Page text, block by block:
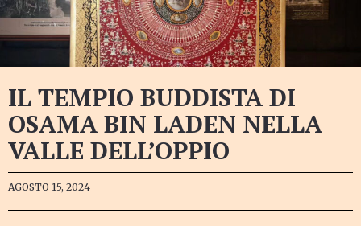
IL TEMPIO BUDDISTA DI
OSAMA BIN LADEN NELLA
VALLE DELL’OPPIO
AGOSTO 15, 2024